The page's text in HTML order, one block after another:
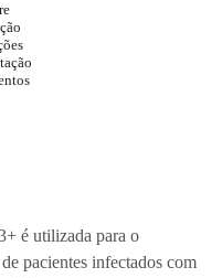
é utilizada para o
pacientes infectados com